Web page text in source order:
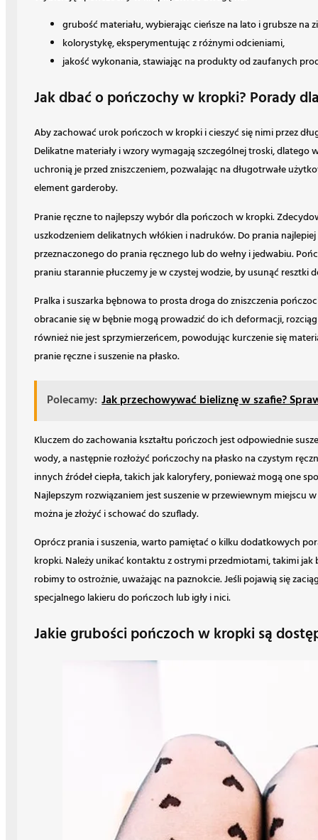
grubość materiału, wybierając cieńsze na lato i grubsze na
kolorystykę, eksperymentując z różnymi odcieniami,
jakość wykonania, stawiając na produkty od zaufanych
Jak dbać o pończochy w kropki? Porady
Aby zachować urok pończoch w kropki i cieszyć się nimi przez
Delikatne materiały i wzory wymagają szczególnej troski, dlatego
uchronią je przed zniszczeniem, pozwalając na długotrwałe
element garderoby.
Pranie ręczne to najlepszy wybór dla pończoch w kropki.
uszkodzeniem delikatnych włókien i nadruków. Do prania
przeznaczonego do prania ręcznego lub do wełny i jedwabiu.
praniu starannie płuczemy je w czystej wodzie, by usunąć resztki
Pralka i suszarka bębnowa to prosta droga do zniszczenia
obracanie się w bębnie mogą prowadzić do ich deformacji,
również nie jest sprzymierzeńcem, powodując kurczenie się
pranie ręczne i suszenie na płasko.
Polecamy: Jak przechowywać bieliznę w szafie?
Kluczem do zachowania kształtu pończoch jest odpowiednie
wody, a następnie rozłożyć pończochy na płasko na czystym
innych źródeł ciepła, takich jak kaloryfery, ponieważ mogą one
Najlepszym rozwiązaniem jest suszenie w przewiewnym miejscu
można je złożyć i schować do szuflady.
Oprócz prania i suszenia, warto pamiętać o kilku dodatkowych
kropki. Należy unikać kontaktu z ostrymi przedmiotami, takimi jak
robimy to ostrożnie, uważając na paznokcie. Jeśli pojawią się
specjalnego lakieru do pończoch lub igły i nici.
Jakie grubości pończoch w kropki są